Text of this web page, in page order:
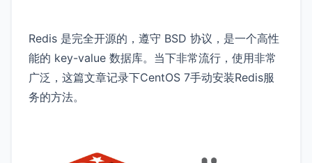
Redis 是完全开源的，遵守 BSD 协议，是一个高性
能的 key-value 数据库。当下非常流行，使用非常
广泛，这篇文章记录下CentOS 7手动安装Redis服
务的方法。